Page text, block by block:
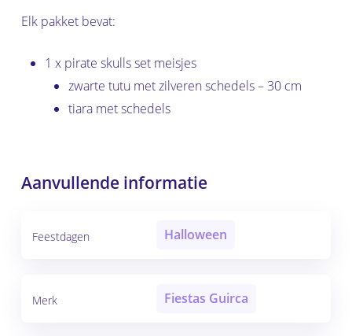
Elk pakket bevat:
1 x pirate skulls set meisjes
zwarte tutu met zilveren schedels – 30 cm
tiara met schedels
Aanvullende informatie
Feestdagen Halloween
Merk Fiestas Guirca